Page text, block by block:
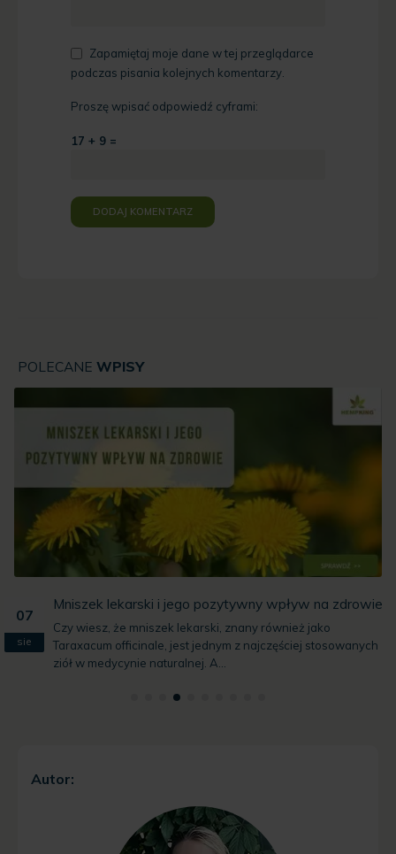
Zapamiętaj moje dane w tej przeglądarce
podczas pisania kolejnych komentarzy.
Proszę wpisać odpowiedź cyframi:
17 + 9 =
POLECANE WPISY
07
sie
Mniszek lekarski i jego pozytywny wpływ na zdrowie
Czy wiesz, że mniszek lekarski, znany również jako
Taraxacum officinale, jest jednym z najczęściej stosowanych
ziół w medycynie naturalnej. A...
Autor: